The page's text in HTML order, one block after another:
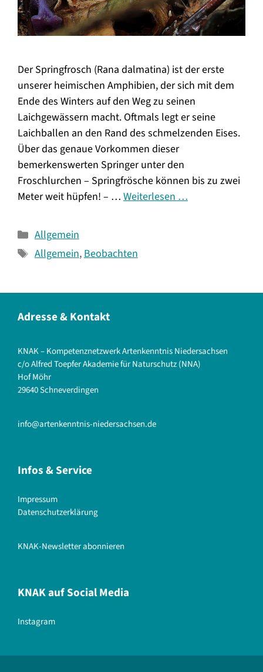
Der Springfrosch (Rana dalmatina) ist der erste
unserer heimischen Amphibien, der sich mit dem
Ende des Winters auf den Weg zu seinen
Laichgewässern macht. Oftmals legt er seine
Laichballen an den Rand des schmelzenden Eises.
Über das genaue Vorkommen dieser
bemerkenswerten Springer unter den
Froschlurchen – Springfrösche können bis zu zwei
Meter weit hüpfen! – … Weiterlesen …
Kategorien
Allgemein
Schlagwörter
Allgemein,Beobachten
Adresse & Kontakt
KNAK – Kompetenznetzwerk Artenkenntnis Niedersachsen
c/o Alfred Toepfer Akademie für Naturschutz (NNA)
Hof Möhr
29640 Schneverdingen
info@artenkenntnis-niedersachsen.de
Infos & Service
Impressum
Datenschutzerklärung
KNAK-Newsletter abonnieren
KNAK auf Social Media
Instagram